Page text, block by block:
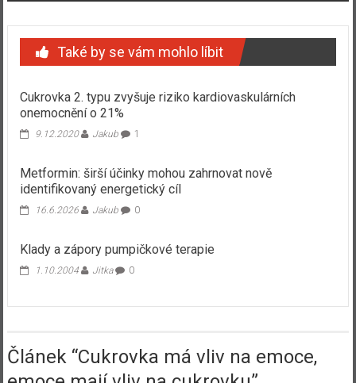
Také by se vám mohlo líbit
Cukrovka 2. typu zvyšuje riziko kardiovaskulárních
onemocnění o 21%
9.12.2020 Jakub 1
Metformin: širší účinky mohou zahrnovat nově
identifikovaný energetický cíl
16.6.2026 Jakub 0
Klady a zápory pumpičkové terapie
1.10.2004 Jitka 0
Článek “Cukrovka má vliv na emoce,